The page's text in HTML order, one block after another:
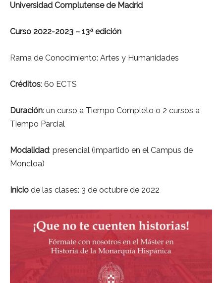
Universidad Complutense de Madrid
Curso 2022-2023 – 13ª edición
Rama de Conocimiento: Artes y Humanidades
Créditos: 60 ECTS
Duración: un curso a Tiempo Completo o 2 cursos a
Tiempo Parcial
Modalidad: presencial (impartido en el Campus de
Moncloa)
Inicio de las clases: 3 de octubre de 2022